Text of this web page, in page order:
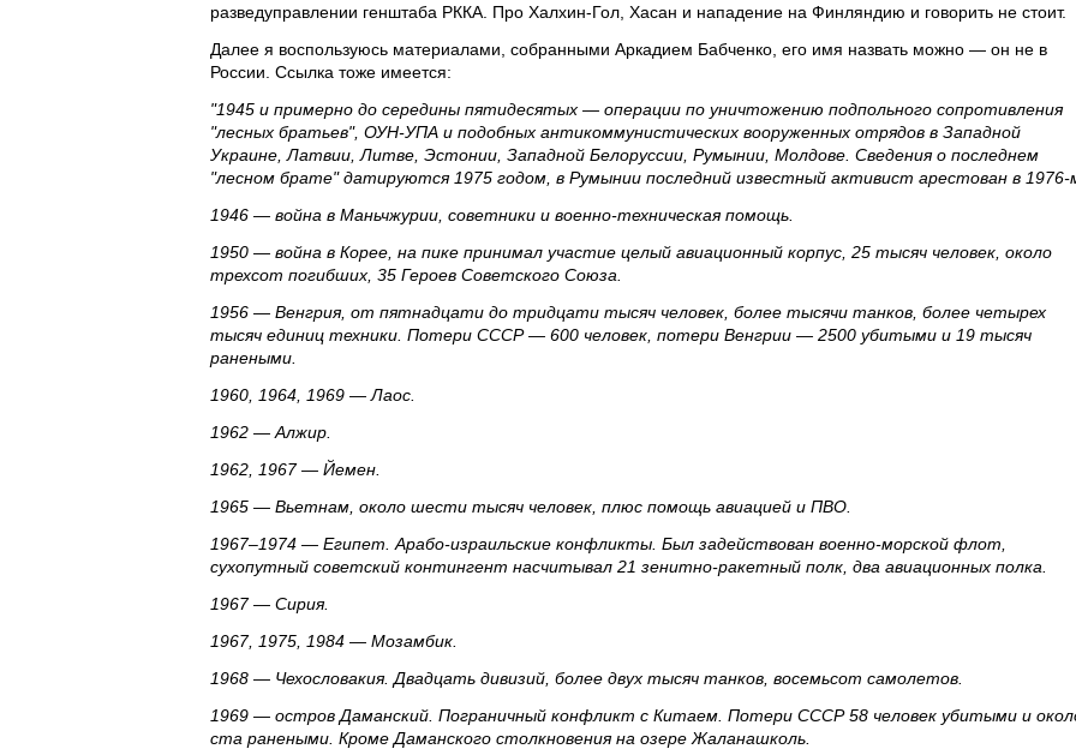
разведуправлении генштаба РККА. Про Халхин-Гол, Хасан и нападение на Финляндию и говорить не стоит.
Далее я воспользуюсь материалами, собранными Аркадием Бабченко, его имя назвать можно — он не в
России. Ссылка тоже имеется:
"1945 и примерно до середины пятидесятых — операции по уничтожению подпольного сопротивления
"лесных братьев", ОУН-УПА и подобных антикоммунистических вооруженных отрядов в Западной
Украине, Латвии, Литве, Эстонии, Западной Белоруссии, Румынии, Молдове. Сведения о последнем
"лесном брате" датируются 1975 годом, в Румынии последний известный активист арестован в 1976-
1946 — война в Маньчжурии, советники и военно-техническая помощь.
1950 — война в Корее, на пике принимал участие целый авиационный корпус, 25 тысяч человек, около
трехсот погибших, 35 Героев Советского Союза.
1956 — Венгрия, от пятнадцати до тридцати тысяч человек, более тысячи танков, более четырех
тысяч единиц техники. Потери СССР — 600 человек, потери Венгрии — 2500 убитыми и 19 тысяч
ранеными.
1960, 1964, 1969 — Лаос.
1962 — Алжир.
1962, 1967 — Йемен.
1965 — Вьетнам, около шести тысяч человек, плюс помощь авиацией и ПВО.
1967–1974 — Египет. Арабо-израильские конфликты. Был задействован военно-морской флот,
сухопутный советский контингент насчитывал 21 зенитно-ракетный полк, два авиационных полка.
1967 — Сирия.
1967, 1975, 1984 — Мозамбик.
1968 — Чехословакия. Двадцать дивизий, более двух тысяч танков, восемьсот самолетов.
1969 — остров Даманский. Пограничный конфликт с Китаем. Потери СССР 58 человек убитыми и
ста ранеными. Кроме Даманского столкновения на озере Жаланашколь.